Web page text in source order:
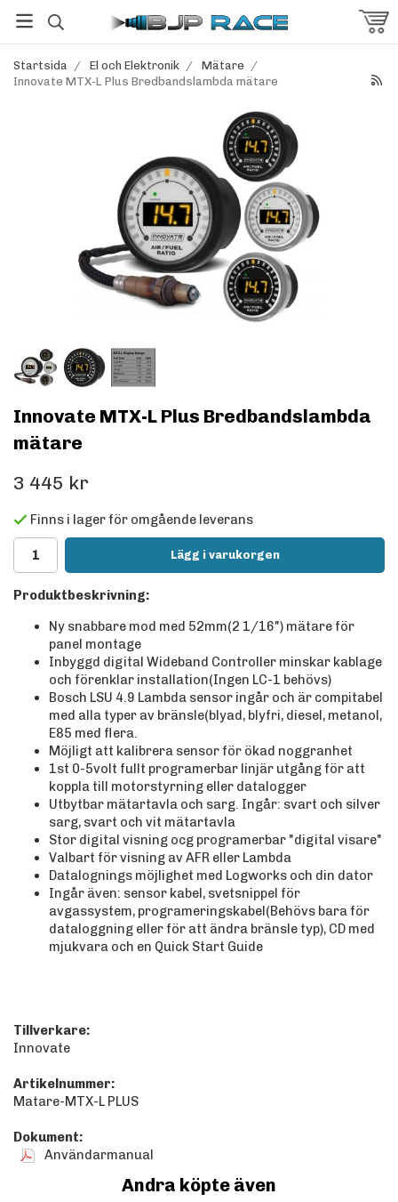
Startsida / El och Elektronik / Mätare /
Innovate MTX-L Plus Bredbandslambda mätare
Innovate MTX-L Plus Bredbandslambda
mätare
3 445 kr
Finns i lager för omgående leverans
Lägg i varukorgen
Produktbeskrivning:
Ny snabbare mod med 52mm(2 1/16") mätare för
panel montage
Inbyggd digital Wideband Controller minskar kablage
och förenklar installation(Ingen LC-1 behövs)
Bosch LSU 4.9 Lambda sensor ingår och är compitabel
med alla typer av bränsle(blyad, blyfri, diesel, metanol,
E85 med flera.
Möjligt att kalibrera sensor för ökad noggranhet
1st 0-5volt fullt programerbar linjär utgång för att
koppla till motorstyrning eller datalogger
Utbytbar mätartavla och sarg. Ingår: svart och silver
sarg, svart och vit mätartavla
Stor digital visning ocg programerbar "digital visare"
Valbart för visning av AFR eller Lambda
Datalognings möjlighet med Logworks och din dator
Ingår även: sensor kabel, svetsnippel för
avgassystem, programeringskabel(Behövs bara för
dataloggning eller för att ändra bränsle typ), CD med
mjukvara och en Quick Start Guide
Tillverkare:
Innovate
Artikelnummer:
Matare-MTX-L PLUS
Dokument:
Användarmanual
Andra köpte även